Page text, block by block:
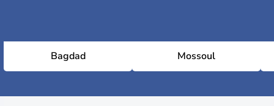
Bagdad Mossoul